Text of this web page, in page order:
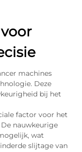
machines
Deze
bij het
factor voor het
nauwkeurige
wat
slijtage van